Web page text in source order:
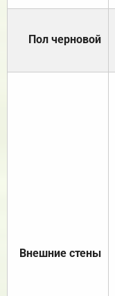
Пол черновой
Внешние стены